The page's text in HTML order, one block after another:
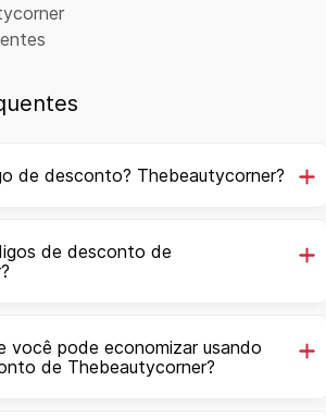
de desconto? Thebeautycorner?
de desconto de
você pode economizar usando
de Thebeautycorner?